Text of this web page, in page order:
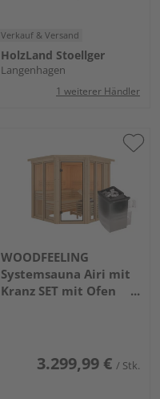
Verkauf & Versand
HolzLand Stoellger
Langenhagen
1 weiterer Händler
WOODFEELING
Systemsauna Airi mit
Kranz SET mit Ofen
3.299,99 € / Stk.